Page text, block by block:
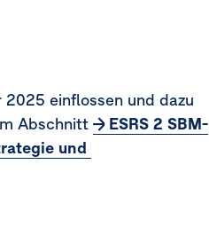
einflossen und dazu
Abschnitt
ESRS 2 SBM-
und